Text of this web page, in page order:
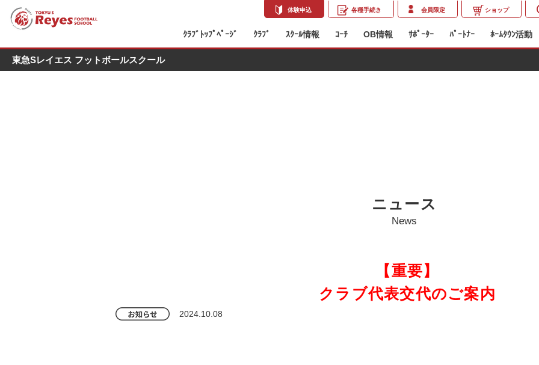
体験申込 各種手続き 会員限定 ショップ
ｸﾗﾌﾞﾄｯﾌﾟﾍﾟｰｼﾞ ｸﾗﾌﾞ ｽｸｰﾙ情報 ｺｰﾁ OB情報 ｻﾎﾟｰﾀｰ ﾊﾟｰﾄﾅｰ ﾎｰﾑﾀｳﾝ活動
東急Sレイエス フットボールスクール
ニュース
News
【重要】
クラブ代表交代のご案内
2024.10.08